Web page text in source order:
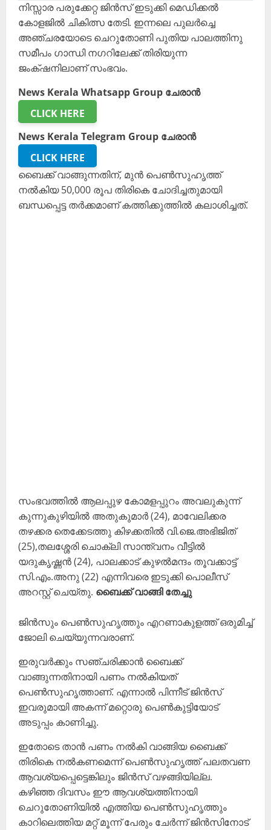
നിസ്സാര പരുക്കേറ്റ ജിൻസ് ഇടുക്കി മെഡിക്കൽ
കോളജിൽ ചികിത്സ തേടി. ഇന്നലെ പുലർച്ചെ
അഞ്ചരയോടെ ചെറുതോണി പുതിയ പാലത്തിനു
സമീപം ഗാന്ധി നഗറിലേക്ക് തിരിയുന്ന
ജംക്‌ഷനിലാണ് സംഭവം.
News Kerala Whatsapp Group ചേരാൻ
CLICK HERE
News Kerala Telegram Group ചേരാൻ
CLICK HERE
ബൈക്ക് വാങ്ങുന്നതിന്, മുൻ പെൺസുഹൃത്ത്
നൽകിയ 50,000 രൂപ തിരികെ ചോദിച്ചതുമായി
ബന്ധപ്പെട്ട തർക്കമാണ് കത്തിക്കുത്തിൽ കലാശിച്ചത്.
സംഭവത്തിൽ ആലപ്പുഴ കോമളപ്പുറം അവലുകുന്ന്
കുന്നുകുഴിയിൽ അതുകുമാർ (24), മാവേലിക്കര
തഴക്കര തെക്കേടത്തു കിഴക്കതിൽ വി.ജെ.അഭിജിത്
(25),തലശ്ശേരി ചൊക്ലി സാന്ത്വനം വീട്ടിൽ
യദുകൃഷ്ണൻ (24), പാലക്കാട് കുഴൽമന്ദം തൂവക്കാട്ട്
സി.എം.അനു (22) എന്നിവരെ ഇടുക്കി പൊലീസ്
അറസ്റ്റ് ചെയ്തു. ബൈക്ക് വാങ്ങി തേച്ചു
ജിൻസും പെൺസുഹൃത്തും എറണാകുളത്ത് ഒരുമിച്ച്
ജോലി ചെയ്യുന്നവരാണ്.
ഇരുവർക്കും സഞ്ചരിക്കാൻ ബൈക്ക്
വാങ്ങുന്നതിനായി പണം നൽകിയത്
പെൺസുഹൃത്താണ്. എന്നാൽ പിന്നീട് ജിൻസ്
ഇവരുമായി അകന്ന് മറ്റൊരു പെൺകുട്ടിയോട്
അടുപ്പം കാണിച്ചു.
ഇതോടെ താൻ പണം നൽകി വാങ്ങിയ ബൈക്ക്
തിരികെ നൽകണമെന്ന് പെൺസുഹൃത്ത് പലതവണ
ആവശ്യപ്പെട്ടെങ്കിലും ജിൻസ് വഴങ്ങിയില്ല.
കഴിഞ്ഞ ദിവസം ഈ ആവശ്യത്തിനായി
ചെറുതോണിയിൽ എത്തിയ പെൺസുഹൃത്തും
കാറിലെത്തിയ മറ്റ് മൂന്ന് പേരും ചേർന്ന് ജിൻസിനോട്